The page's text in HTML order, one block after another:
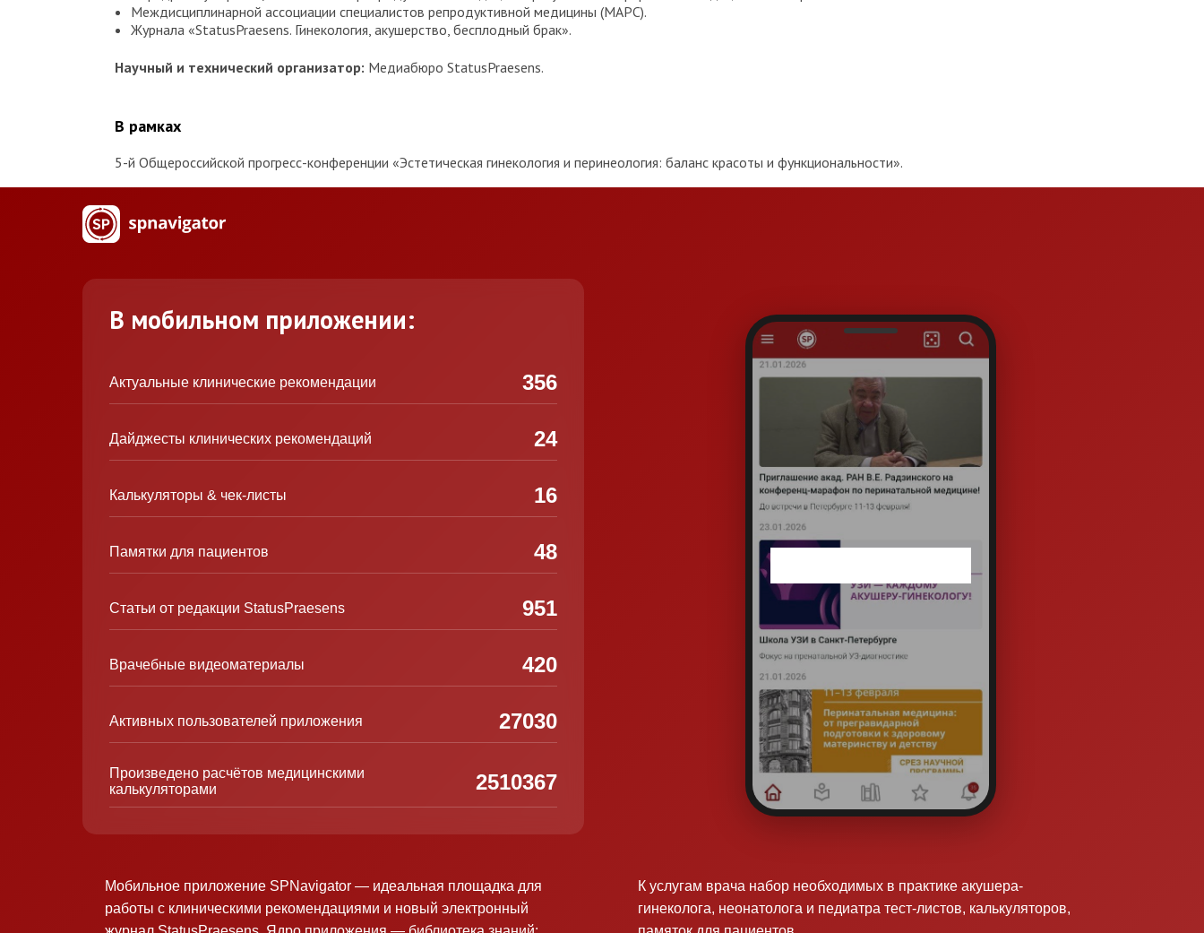
Междисциплинарной ассоциации специалистов репродуктивной медицины (МАРС).
Журнала «StatusPraesens. Гинекология, акушерство, бесплодный брак».
Научный и технический организатор: Медиабюро StatusPraesens.
В рамках
5-й Общероссийской прогресс-конференции «Эстетическая гинекология и перинеология: баланс красоты и функциональности».
В мобильном приложении:
Актуальные клинические рекомендации 356
Дайджесты клинических рекомендаций 24
Калькуляторы & чек-листы 16
Памятки для пациентов 48
Статьи от редакции StatusPraesens 951
Врачебные видеоматериалы 420
Активных пользователей приложения 27030
Произведено расчётов медицинскими
калькуляторами
2510367
Мобильное приложение SPNavigator — идеальная площадка для
работы с клиническими рекомендациями и новый электронный
К услугам врача набор необходимых в практике акушера-
гинеколога, неонатолога и педиатра тест-листов, калькуляторов,